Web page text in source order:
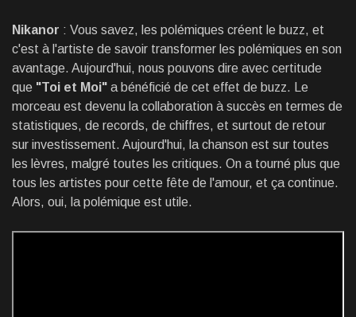
Nikanor : Vous savez, les polémiques créent le buzz, et
c'est à l'artiste de savoir transformer les polémiques en son
avantage. Aujourd'hui, nous pouvons dire avec certitude
que "Toi et Moi" a bénéficié de cet effet de buzz. Le
morceau est devenu la collaboration à succès en termes de
statistiques, de records, de chiffres, et surtout de retour
sur investissement. Aujourd'hui, la chanson est sur toutes
les lèvres, malgré toutes les critiques. On a tourné plus que
tous les artistes pour cette fête de l'amour, et ça continue.
Alors, oui, la polémique est utile.